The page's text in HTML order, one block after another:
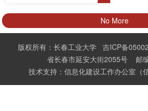
No More
版权所有：长春工业大学 吉ICP备
省长春市延安大街2055号 邮
技术支持：信息化建设工作办公室（